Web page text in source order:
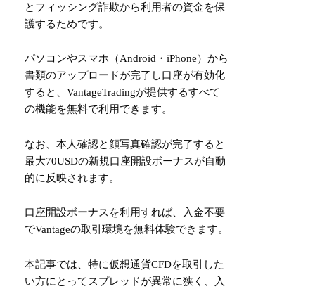
とフィッシング詐欺から利用者の資金を保
護するためです。
パソコンやスマホ（Android・iPhone）から
書類のアップロードが完了し口座が有効化
すると、VantageTradingが提供するすべて
の機能を無料で利用できます。
なお、本人確認と顔写真確認が完了すると
最大70USDの新規口座開設ボーナスが自動
的に反映されます。
口座開設ボーナスを利用すれば、入金不要
でVantageの取引環境を無料体験できます。
本記事では、特に仮想通貨CFDを取引した
い方にとってスプレッドが異常に狭く、入